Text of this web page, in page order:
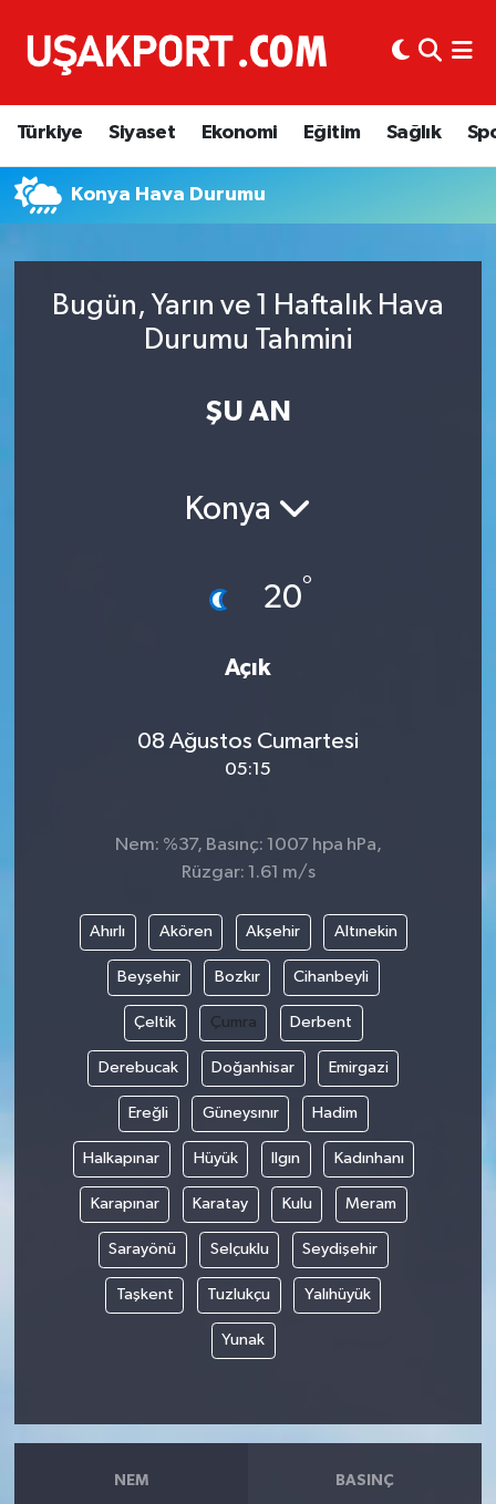
Türkiye Siyaset Ekonomi Eğitim Sağlık
Konya Hava Durumu
Bugün, Yarın ve 1 Haftalık Hava
Durumu Tahmini
ŞU AN
Konya
20°
Açık
08 Ağustos Cumartesi
05:15
Nem: %37, Basınç: 1007 hpa hPa,
Rüzgar: 1.61 m/s
Ahırlı Akören Akşehir Altınekin
Beyşehir Bozkır Cihanbeyli
Çeltik Çumra Derbent
Derebucak Doğanhisar Emirgazi
Ereğli Güneysınır Hadim
Halkapınar Hüyük Ilgın Kadınhanı
Karapınar Karatay Kulu Meram
Sarayönü Selçuklu Seydişehir
Taşkent Tuzlukçu Yalıhüyük
Yunak
NEM BASINÇ
Siyaset
Ekonomi
Sağlık
İstanbul Hava Durumu
İstanbul Trafik Yoğunluk Haritası
Tüm Manşetler